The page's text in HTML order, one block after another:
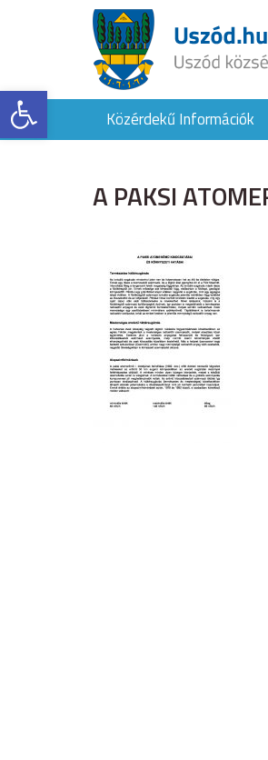
Eszköztár megnyitásaKözérdekű Információk
A PAKSI